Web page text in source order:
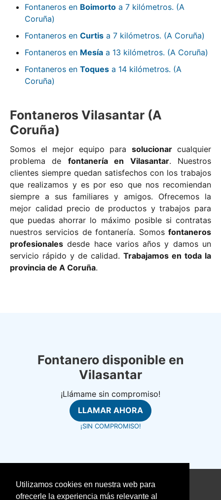
Utilizamos cookies en nuestra web para
ofrecerle la experiencia más relevante al
Fontaneros en Boimorto a 7 kilómetros. (A
Coruña)
Fontaneros en Curtis a 7 kilómetros. (A Coruña)
Fontaneros en Mesía a 13 kilómetros. (A Coruña)
Fontaneros en Toques a 14 kilómetros. (A
Coruña)
Fontaneros Vilasantar (A
Coruña)
Somos el mejor equipo para solucionarcualquier
problema de fontanería en Vilasantar. Nuestros
clientes siempre quedan satisfechos con los trabajos
que realizamos y es por eso que nos recomiendan
siempre a sus familiares y amigos. Ofrecemos la
mejor calidad precio de productos y trabajos para
que puedas ahorrar lo máximo posible si contratas
nuestros servicios de fontanería. Somos fontaneros
profesionales desde hace varios años y damos un
servicio rápido y de calidad. Trabajamos en toda la
provincia de A Coruña.
Fontanero disponible en
Vilasantar
¡Llámame sin compromiso!
LLAMAR AHORA
¡SIN COMPROMISO!
©fontanerosrapidos.com